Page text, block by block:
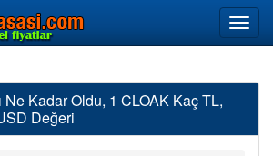
Ne Kadar Oldu, 1 CLOAK Kaç TL,
Değeri